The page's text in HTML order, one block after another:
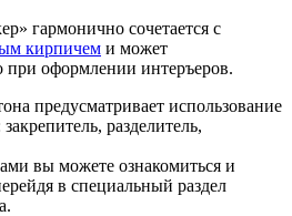
гармонично сочетается с
кирпичем и может
при оформлении интеръеров.
предусматривает использование
разделитель,
вы можете ознакомиться и
в специальный раздел